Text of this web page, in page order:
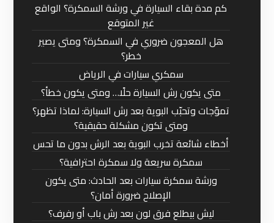
كم مدة بقاء السيارة في ورشة السمكرة؟ الواقع
غير المتوقع
هل المعجون ضروري في السمكرة؟ ومتى يصير
خطر؟
سمكري سيارات في الرياض
متى يكون رش السيارة حلًا… ومتى يكون خطأ؟
تموّجات وتحبّب البوية بعد رش السيارة: لماذا تظهر؟
ومتى تكون مشكلة حقيقية؟
أخطاء شائعة تخرب البوية بعد الرش بدون ما تحس
سمكرة سريعة ولا سمكرة احترافية؟
ورشة سمكرة سيارات بعد الحادث: متى يكون
الإصلاح ضرورة أمان؟
ليش بيطلع فرق لون بعد رش باب أو رفرف؟